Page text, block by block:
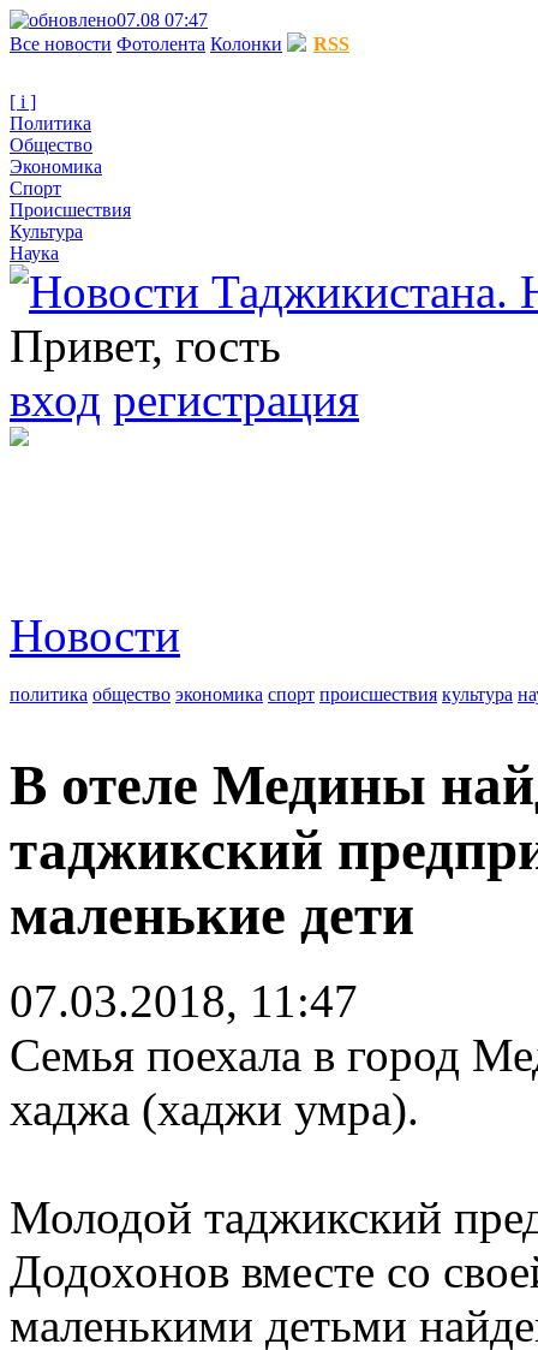
07.08 07:47
Все новости Фотолента Колонки RSS
[ i ]
Политика
Общество
Экономика
Спорт
Происшествия
Культура
Наука
Привет, гость
вход регистрация
Новости
политика общество экономика спорт происшествия культура
В отеле Медины
таджикский
маленькие дети
07.03.2018, 11:47
Семья поехала в город
хаджа (хаджи умра).
Молодой таджикский
Додохонов вместе со
маленькими детьми